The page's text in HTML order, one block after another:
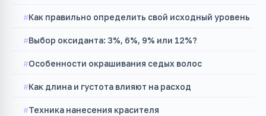
Как правильно определить свой исходный уровень
Выбор оксиданта: 3%, 6%, 9% или 12%?
Особенности окрашивания седых волос
Как длина и густота влияют на расход
Техника нанесения красителя